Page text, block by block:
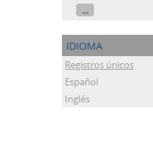
...
idioma
Registros únicos
Español
Inglés